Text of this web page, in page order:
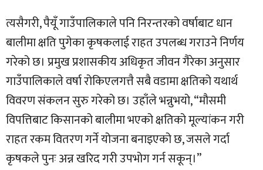
त्यसैगरी, पैयूँ गाउँपालिकाले पनि निरन्तरको वर्षाबाट धान
बालीमा क्षति पुगेका कृषकलाई राहत उपलब्ध गराउने निर्णय
गरेको छ। प्रमुख प्रशासकीय अधिकृत जीवन गैरेका अनुसार
गाउँपालिकाले वर्षा रोकिएलगत्तै सबै वडामा क्षतिको यथार्थ
विवरण संकलन सुरु गरेको छ। उहाँले भन्नुभयो, “मौसमी
विपत्तिबाट किसानको बालीमा भएको क्षतिको मूल्यांकन गरी
राहत रकम वितरण गर्ने योजना बनाइएको छ, जसले गर्दा
कृषकले पुनः अन्न खरिद गरी उपभोग गर्न सकून्।”